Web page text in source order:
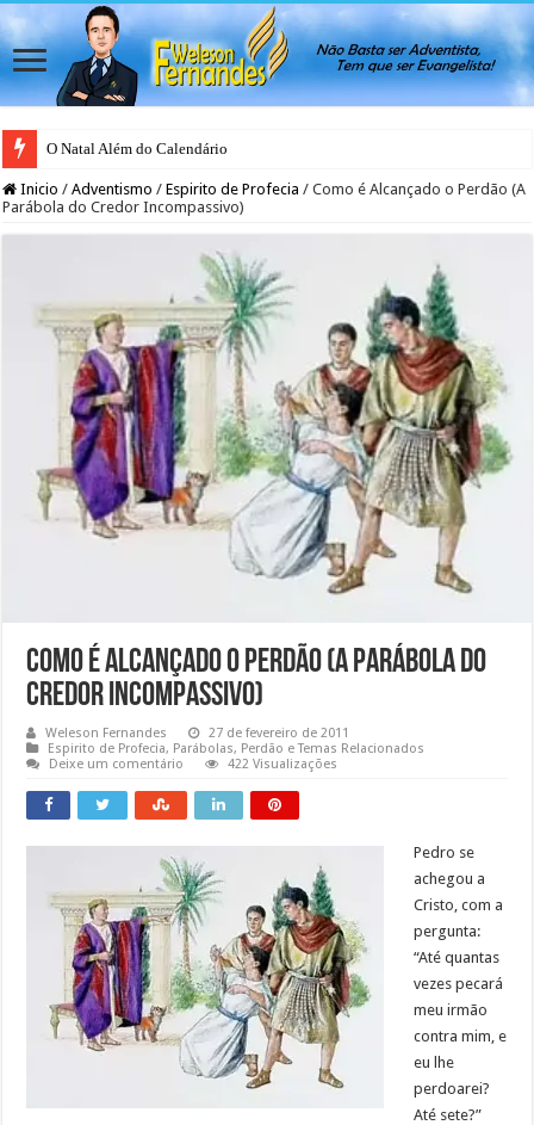
O Natal Além do Calendário
Japão rejeita casamento gay para evitar colapso da natalidade, afirma
Inicio / Adventismo / Espirito de Profecia / Como é Alcançado o Perdão (A
Parábola do Credor Incompassivo)
Como é Alcançado o Perdão (A Parábola do
Credor Incompassivo)
Weleson Fernandes
27 de fevereiro de 2011
Espirito de Profecia, Parábolas, Perdão e Temas Relacionados
Deixe um comentário
422 Visualizações
Pedro se
achegou a
Cristo, com a
pergunta:
“Até quantas
vezes pecará
meu irmão
contra mim, e
eu lhe
perdoarei?
Até sete?”